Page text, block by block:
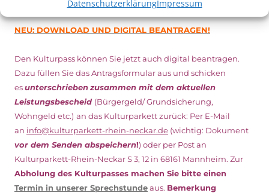
DatenschutzerklärungImpressum
NEU: DOWNLOAD UND DIGITAL BEANTRAGEN!
Den Kulturpass können Sie jetzt auch digital beantragen.
Dazu füllen Sie das Antragsformular aus und schicken
esunterschriebenzusammen mit dem aktuellen
Leistungsbescheid (Bürgergeld/ Grundsicherung,
Wohngeld etc.) an das Kulturparkett zurück: Per E-Mail
an info@kulturparkett-rhein-neckar.de (wichtig: Dokument
vor dem Senden abspeichern!) oder per Post an
Kulturparkett-Rhein-Neckar S 3, 12 in 68161 Mannheim. Zur
Abholung des Kulturpasses machen Sie bitte einen
Termin in unserer Sprechstundeaus. Bemerkung